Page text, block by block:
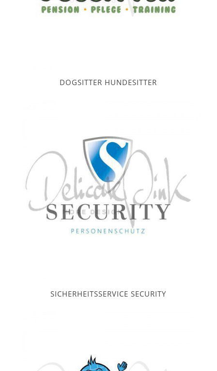
DOGSITTER HUNDESITTER
SICHERHEITSSERVICE SECURITY